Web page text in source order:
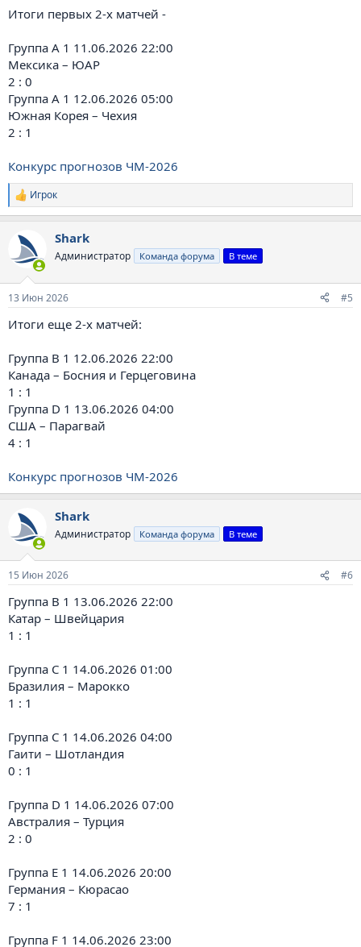
Итоги первых 2-х матчей -
Группа A 1 11.06.2026 22:00
Мексика – ЮАР
2 : 0
Группа A 1 12.06.2026 05:00
Южная Корея – Чехия
2 : 1
Конкурс прогнозов ЧМ-2026
Р
е
к
ц
и
Игрок
Shark
Администратор Команда форума В теме
13 Июн 2026 #5
Итоги еще 2-х матчей:
Группа B 1 12.06.2026 22:00
Канада – Босния и Герцеговина
1 : 1
Группа D 1 13.06.2026 04:00
США – Парагвай
4 : 1
Конкурс прогнозов ЧМ-2026
Shark
Администратор Команда форума В теме
15 Июн 2026 #6
Группа B 1 13.06.2026 22:00
Катар – Швейцария
1 : 1
Группа C 1 14.06.2026 01:00
Бразилия – Марокко
1 : 1
Группа C 1 14.06.2026 04:00
Гаити – Шотландия
0 : 1
Группа D 1 14.06.2026 07:00
Австралия – Турция
2 : 0
Группа E 1 14.06.2026 20:00
Германия – Кюрасао
7 : 1
Группа F 1 14.06.2026 23:00